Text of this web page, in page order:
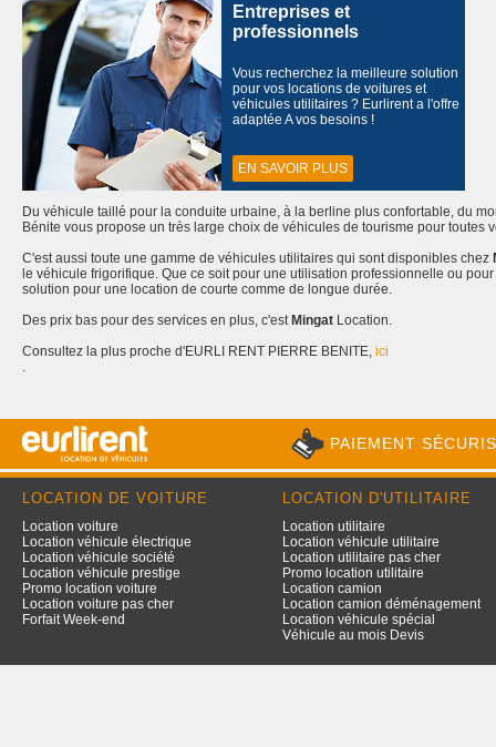
Entreprises et
professionnels
Vous recherchez la meilleure solution
pour vos locations de voitures et
véhicules utilitaires ? Eurlirent a l'offre
adaptée A vos besoins !
EN SAVOIR PLUS
Du véhicule taillé pour la conduite urbaine, à la berline plus confortable, du
Bénite vous propose un très large choix de véhicules de tourisme pour toutes
C'est aussi toute une gamme de véhicules utilitaires qui sont disponibles chez
le véhicule frigorifique. Que ce soit pour une utilisation professionnelle ou
solution pour une location de courte comme de longue durée.
Des prix bas pour des services en plus, c'est Mingat Location.
Consultez la plus proche d'EURLI RENT PIERRE BENITE, ici
.
PAIEMENT
LOCATION DE VOITURE
Location voiture
Location véhicule électrique
Location véhicule société
Location véhicule prestige
Promo location voiture
Location voiture pas cher
Forfait Week-end
LOCATION D'UTILITAIRE
Location utilitaire
Location véhicule utilitaire
Location utilitaire pas cher
Promo location utilitaire
Location camion
Location camion déménagement
Location véhicule spécial
Véhicule au mois Devis